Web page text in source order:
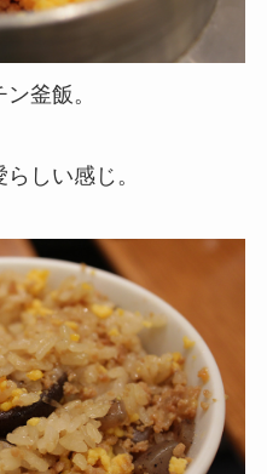
釜飯。
しい感じ。